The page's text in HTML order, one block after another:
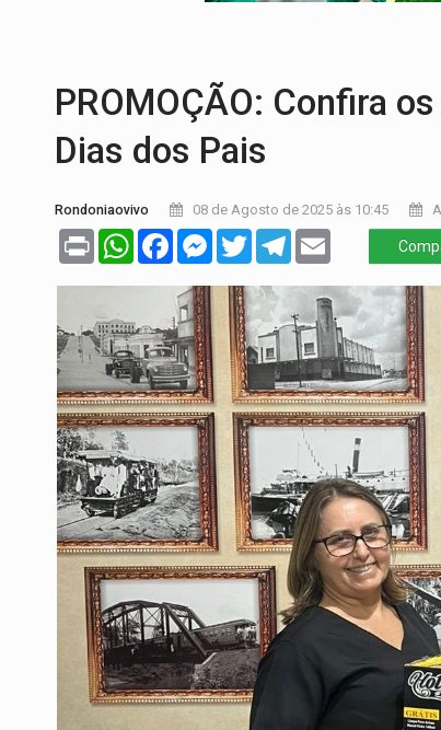
PROMOÇÃO: Confira
Dias dos Pais
Rondoniaovivo 08 de Agosto de 2025 às 10:45
Print WhatsAppFacebookMessenger
TwitterTelegram